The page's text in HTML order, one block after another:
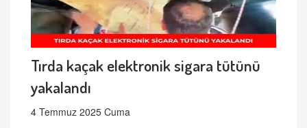
Tırda kaçak elektronik sigara tütünü
yakalandı
4 Temmuz 2025 Cuma